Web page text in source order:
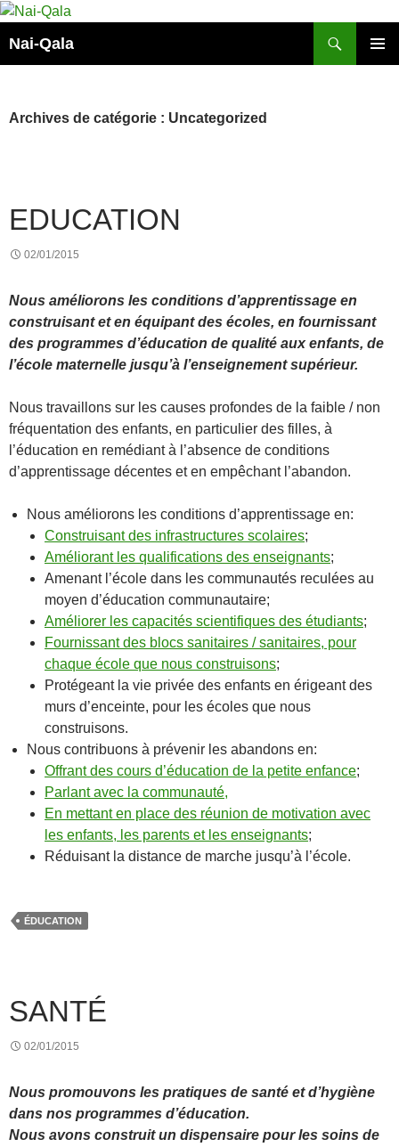
Aller
contenu
Nai-Qala
Archives de catégorie : Uncategorized
EDUCATION
02/01/2015
Nous améliorons les conditions d’apprentissage en
construisant et en équipant des écoles, en fournissant
des programmes d’éducation de qualité aux enfants, de
l’école maternelle jusqu’à l’enseignement supérieur.
Nous travaillons sur les causes profondes de la faible / non
fréquentation des enfants, en particulier des filles, à
l’éducation en remédiant à l’absence de conditions
d’apprentissage décentes et en empêchant l’abandon.
Nous améliorons les conditions d’apprentissage en:
Construisant des infrastructures scolaires;
Améliorant les qualifications des enseignants;
Amenant l’école dans les communautés reculées au
moyen d’éducation communautaire;
Améliorer les capacités scientifiques des étudiants;
Fournissant des blocs sanitaires / sanitaires, pour
chaque école que nous construisons;
Protégeant la vie privée des enfants en érigeant des
murs d’enceinte, pour les écoles que nous
construisons.
Nous contribuons à prévenir les abandons en:
Offrant des cours d’éducation de la petite enfance;
Parlant avec la communauté,
En mettant en place des réunion de motivation avec
les enfants, les parents et les enseignants;
Réduisant la distance de marche jusqu’à l’école.
ÉDUCATION
SANTÉ
02/01/2015
Nous promouvons les pratiques de santé et d’hygiène
dans nos programmes d’éducation.
Nous avons construit un dispensaire pour les soins de